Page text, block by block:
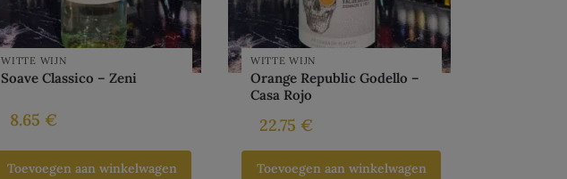
WITTE WIJN
Soave Classico – Zeni
8.65 €
Toevoegen aan winkelwagen
WITTE WIJN
Orange Republic Godello –
Casa Rojo
22.75 €
Toevoegen aan winkelwagen